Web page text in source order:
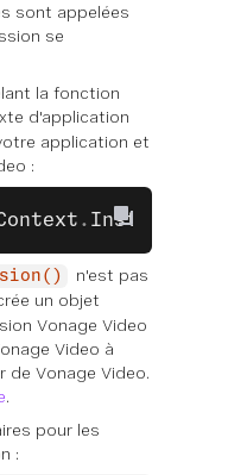
sont appelées
se
la fonction
d'application
application et
:
. Instance
n'est pas
un objet
Vonage Video
Video à
de Vonage Video.
.
pour les
: